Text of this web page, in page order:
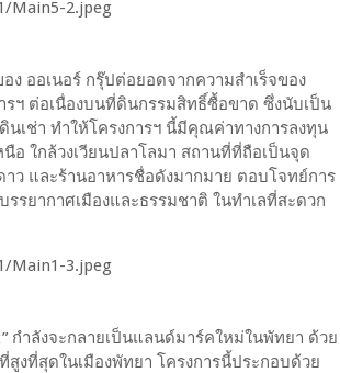
ง ออเนอร์ กรุ๊ปต่อยอดจากความสำเร็จของ
ารฯ ต่อเนื่องบนที่ดินกรรมสิทธิ์ซื้อขาด ซึ่งนับเป็น
เช่า ทำให้โครงการฯ นี้มีคุณค่าทางการลงทุน
อ ใกล้วงเวียนปลาโลมา สถานที่ที่ถือเป็นจุด
ว และร้านอาหารชื่อดังมากมาย ตอบโจทย์การ
รยากาศเมืองและธรรมชาติ ในทำเลที่สะดวก
กำลังจะกลายเป็นแลนด์มาร์คใหม่ในพัทยา ด้วย
สูงที่สุดในเมืองพัทยา โครงการนี้ประกอบด้วย